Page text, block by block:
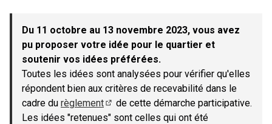
−
Du 11 octobre au 13 novembre 2023, vous avez
pu proposer votre idée pour le quartier et
soutenir vos idées préférées.
Toutes les idées sont analysées pour vérifier qu'elles
répondent bien aux critères de recevabilité dans le
cadre du règlement
(Lien externe)
de cette démarche participative.
Les idées "retenues" sont celles qui ont été